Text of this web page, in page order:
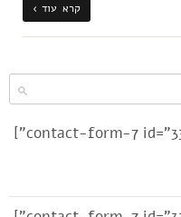
קרא עוד ›